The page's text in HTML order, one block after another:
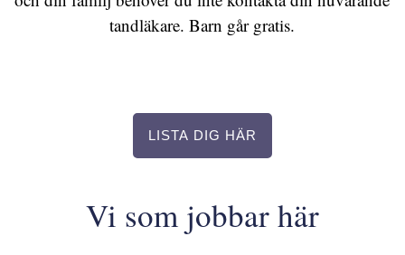
tandläkare. Barn går gratis.
LISTA DIG HÄR
Vi som jobbar här